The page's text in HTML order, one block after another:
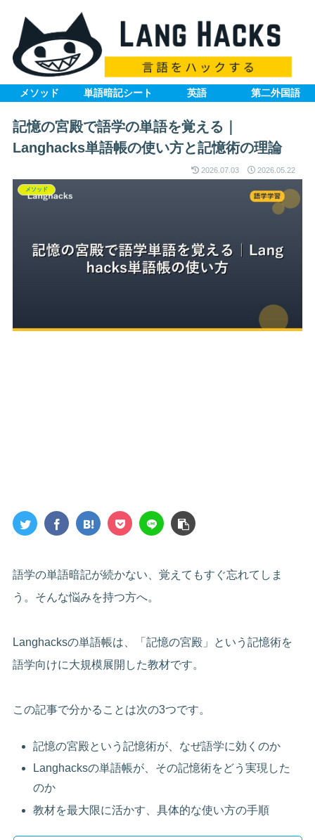
メソッド 単語暗記シート 英語 第二外国語
記憶の宮殿で語学の単語を覚える｜
Langhacks単語帳の使い方と記憶術の理論
2026.07.03 2026.05.22
メソッド
語学の単語暗記が続かない、覚えてもすぐ忘れてしま
う。そんな悩みを持つ方へ。
Langhacksの単語帳は、「記憶の宮殿」という記憶術を
語学向けに大規模展開した教材です。
この記事で分かることは次の3つです。
記憶の宮殿という記憶術が、なぜ語学に効くのか
Langhacksの単語帳が、その記憶術をどう実現した
のか
教材を最大限に活かす、具体的な使い方の手順